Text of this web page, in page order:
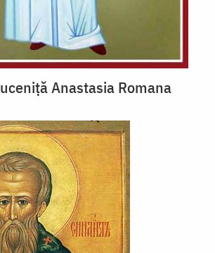
Anastasia Romana